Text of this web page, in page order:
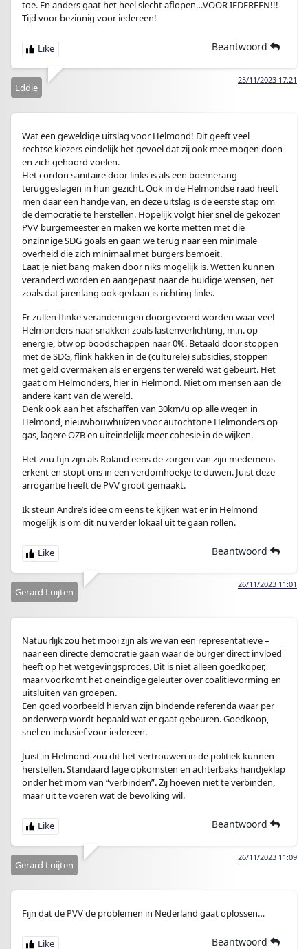
toe. En anders gaat het heel slecht aflopen…VOOR IEDEREEN!!!
Tijd voor bezinnig voor iedereen!
Beantwoord
25/11/2023 17:21
Eddie
Wat een geweldige uitslag voor Helmond! Dit geeft veel
rechtse kiezers eindelijk het gevoel dat zij ook mee mogen doen
en zich gehoord voelen.
Het cordon sanitaire door links is als een boemerang
teruggeslagen in hun gezicht. Ook in de Helmondse raad heeft
men daar een handje van, en deze uitslag is de eerste stap om
de democratie te herstellen. Hopelijk volgt hier snel de gekozen
PVV burgemeester en maken we korte metten met die
onzinnige SDG goals en gaan we terug naar een minimale
overheid die zich minimaal met burgers bemoeit.
Laat je niet bang maken door niks mogelijk is. Wetten kunnen
veranderd worden en aangepast naar de huidige wensen, net
zoals dat jarenlang ook gedaan is richting links.
Er zullen flinke veranderingen doorgevoerd worden waar veel
Helmonders naar snakken zoals lastenverlichting, m.n. op
energie, btw op boodschappen naar 0%. Betaald door stoppen
met de SDG, flink hakken in de (culturele) subsidies, stoppen
met geld overmaken als er ergens ter wereld wat gebeurt. Het
gaat om Helmonders, hier in Helmond. Niet om mensen aan de
andere kant van de wereld.
Denk ook aan het afschaffen van 30km/u op alle wegen in
Helmond, nieuwbouwhuizen voor autochtone Helmonders op
gas, lagere OZB en uiteindelijk meer cohesie in de wijken.
Het zou fijn zijn als Roland eens de zorgen van zijn medemens
erkent en stopt ons in een verdomhoekje te duwen. Juist deze
arrogantie heeft de PVV groot gemaakt.
Ik steun Andre’s idee om eens te kijken wat er in Helmond
mogelijk is om dit nu verder lokaal uit te gaan rollen.
Beantwoord
26/11/2023 11:01
Gerard Luijten
Natuurlijk zou het mooi zijn als we van een representatieve –
naar een directe democratie gaan waar de burger direct invloed
heeft op het wetgevingsproces. Dit is niet alleen goedkoper,
maar voorkomt het oneindige geleuter over coalitievorming en
uitsluiten van groepen.
Een goed voorbeeld hiervan zijn bindende referenda waar per
onderwerp wordt bepaald wat er gaat gebeuren. Goedkoop,
snel en inclusief voor iedereen.
Juist in Helmond zou dit het vertrouwen in de politiek kunnen
herstellen. Standaard lage opkomsten en achterbaks handjeklap
onder het mom van “verbinden”. Zij hoeven niet te verbinden,
maar uit te voeren wat de bevolking wil.
Beantwoord
26/11/2023 11:09
Gerard Luijten
Fijn dat de PVV de problemen in Nederland gaat oplossen…
Beantwoord